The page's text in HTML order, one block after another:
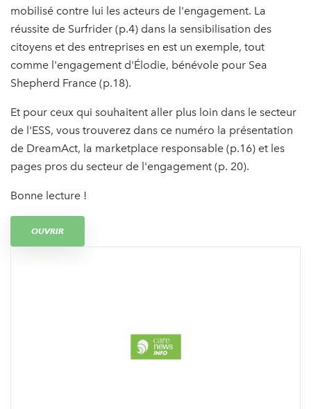
mobilisé contre lui les acteurs de l'engagement. La
réussite de Surfrider (p.4) dans la sensibilisation des
citoyens et des entreprises en est un exemple, tout
comme l'engagement d'Élodie, bénévole pour Sea
Shepherd France (p.18).
Et pour ceux qui souhaitent aller plus loin dans le secteur
de l'ESS, vous trouverez dans ce numéro la présentation
de DreamAct, la marketplace responsable (p.16) et les
pages pros du secteur de l'engagement (p. 20).
Bonne lecture !
OUVRIR